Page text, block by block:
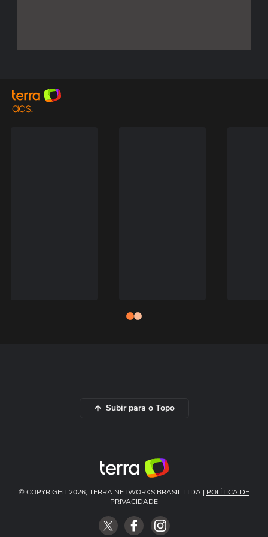
Subir para o Topo
© COPYRIGHT 2026, TERRA NETWORKS BRASIL LTDA | POLÍTICA DE
PRIVACIDADE